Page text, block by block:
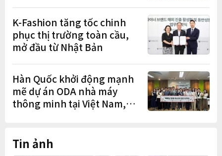
K-Fashion tăng tốc chinh
phục thị trường toàn cầu,
mở đầu từ Nhật Bản
Hàn Quốc khởi động mạnh
mẽ dự án ODA nhà máy
thông minh tại Việt Nam,
Tin ảnh